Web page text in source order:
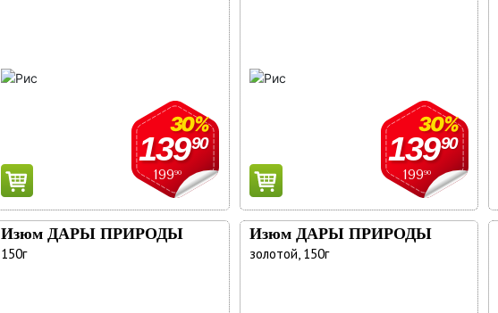
19990
30%
13990
19990
30%
13990
Изюм ДАРЫ ПРИРОДЫ
150г
Изюм ДАРЫ ПРИРОДЫ
золотой, 150г